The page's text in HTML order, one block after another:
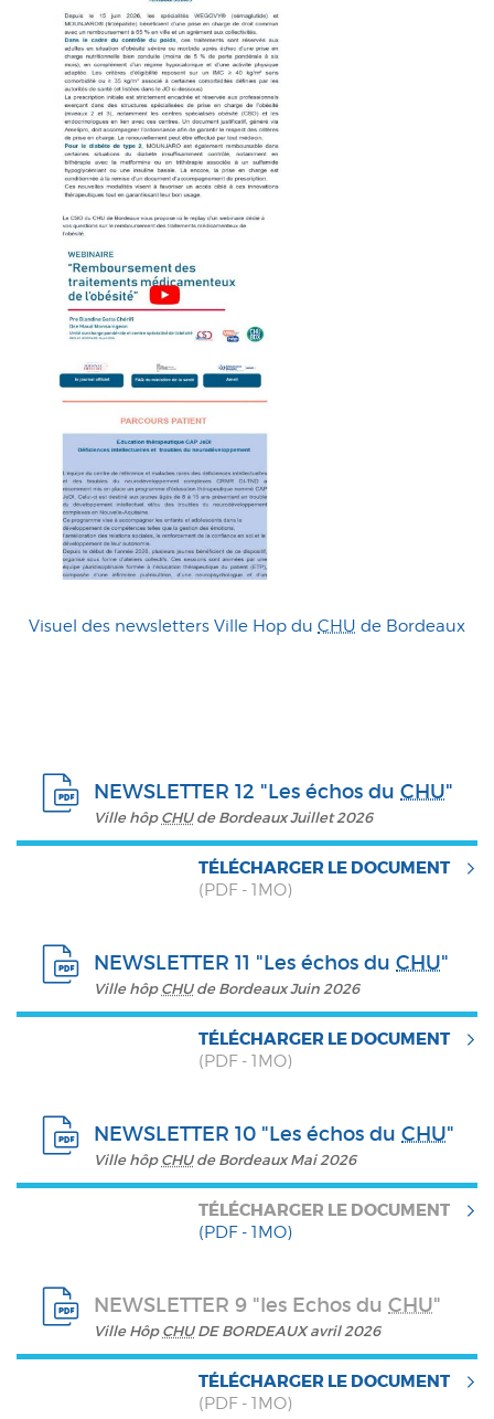
Visuel des newsletters Ville Hop du CHU de Bordeaux
NEWSLETTER 12 "Les échos du CHU"
Ville hôpCHUde Bordeaux Juillet 2026
TÉLÉCHARGER LE DOCUMENT
(PDF - 1MO)
NEWSLETTER 11 "Les échos du CHU"
Ville hôpCHUde Bordeaux Juin 2026
TÉLÉCHARGER LE DOCUMENT
(PDF - 1MO)
NEWSLETTER 10 "Les échos du CHU"
Ville hôpCHUde Bordeaux Mai 2026
TÉLÉCHARGER LE DOCUMENT
(PDF - 1MO)
NEWSLETTER 9 "les Echos du CHU"
Ville HôpCHUDE BORDEAUX avril 2026
TÉLÉCHARGER LE DOCUMENT
(PDF - 1MO)